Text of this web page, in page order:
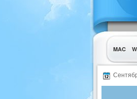
MAC